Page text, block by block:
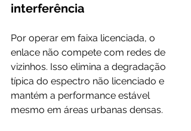
interferência
Por operar em faixa licenciada, o
enlace não compete com redes de
vizinhos. Isso elimina a degradação
típica do espectro não licenciado e
mantém a performance estável
mesmo em áreas urbanas densas.